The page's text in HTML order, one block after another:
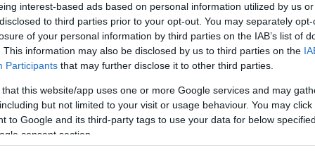
interest-based ads based on personal information utilized by us
to third parties prior to your opt-out. You may separately
of your personal information by third parties on the IAB’s list of
This information may also be disclosed by us to third parties on the
Participants that may further disclose it to other third parties.
that this website/app uses one or more Google services and may
but not limited to your visit or usage behaviour. You may
to Google and its third-party tags to use your data for below
consent section.
wygraną. Bourhane przed meczem z
ligowe wyzwanie. W sobotę, 8 sierpnia, żółto-biało-niebiescy